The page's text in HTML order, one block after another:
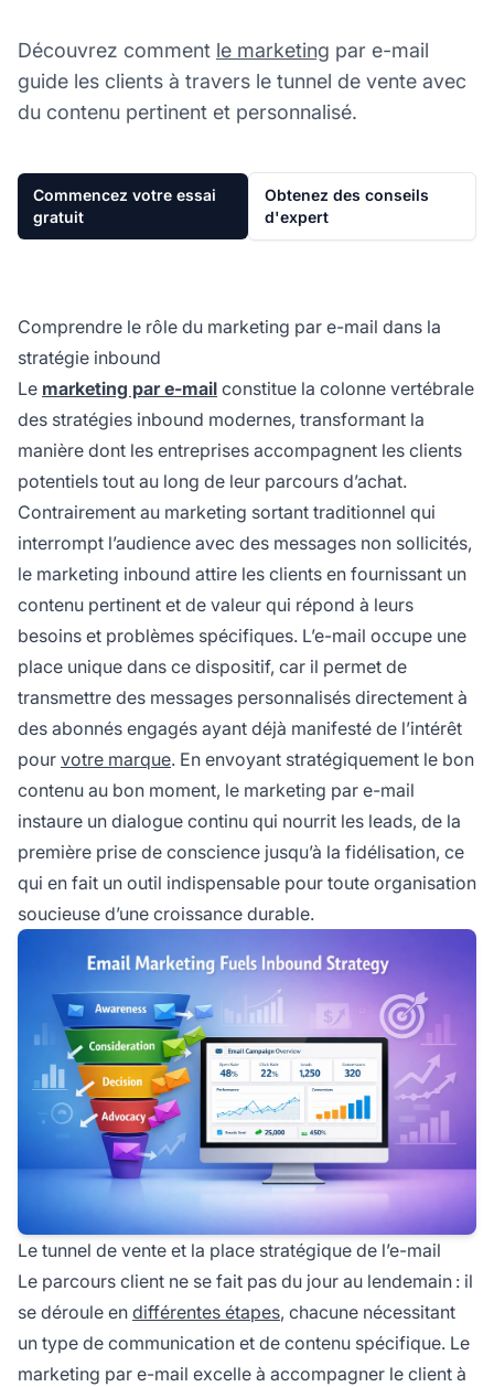
Découvrez comment le marketing par e-mail
guide les clients à travers le tunnel de vente avec
du contenu pertinent et personnalisé.
Commencez votre essai
gratuit
Obtenez des conseils
d'expert
Comprendre le rôle du marketing par e-mail dans la
stratégie inbound
Le marketing par e-mail constitue la colonne vertébrale
des stratégies inbound modernes, transformant la
manière dont les entreprises accompagnent les clients
potentiels tout au long de leur parcours d’achat.
Contrairement au marketing sortant traditionnel qui
interrompt l’audience avec des messages non sollicités,
le marketing inbound attire les clients en fournissant un
contenu pertinent et de valeur qui répond à leurs
besoins et problèmes spécifiques. L’e-mail occupe une
place unique dans ce dispositif, car il permet de
transmettre des messages personnalisés directement à
des abonnés engagés ayant déjà manifesté de l’intérêt
pour votre marque. En envoyant stratégiquement le bon
contenu au bon moment, le marketing par e-mail
instaure un dialogue continu qui nourrit les leads, de la
première prise de conscience jusqu’à la fidélisation, ce
qui en fait un outil indispensable pour toute organisation
soucieuse d’une croissance durable.
Le tunnel de vente et la place stratégique de l’e-mail
Le parcours client ne se fait pas du jour au lendemain : il
se déroule en différentes étapes, chacune nécessitant
un type de communication et de contenu spécifique. Le
marketing par e-mail excelle à accompagner le client à